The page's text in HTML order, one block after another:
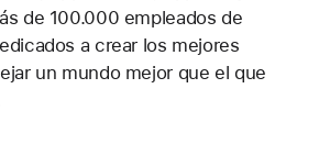
de 100.000 empleados de
a crear los mejores
un mundo mejor que el que